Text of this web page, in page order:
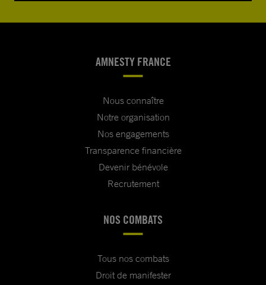
AMNESTY FRANCE
Nous connaître
Notre organisation
Nos engagements
Transparence financière
Devenir bénévole
Recrutement
NOS COMBATS
Tous nos combats
Droit de manifester